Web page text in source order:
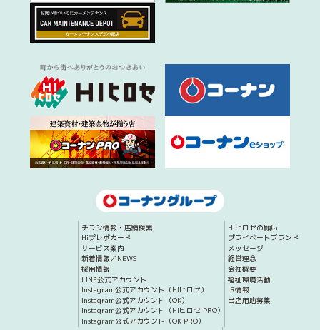
チラシ情報・店舗検索
Hiプレポカード
サービス案内
新着情報／NEWS
採用情報
LINE公式アカウント
Instagram公式アカウント（HIヒロセ）
Instagram公式アカウント（OK）
Instagram公式アカウント（HIヒロセ PRO）
Instagram公式アカウント（OK PRO）
HIヒロセの願い
プライベートブランド
メッセージ
経営理念
会社概要
福祉環境活動
IR情報
出店用地募集